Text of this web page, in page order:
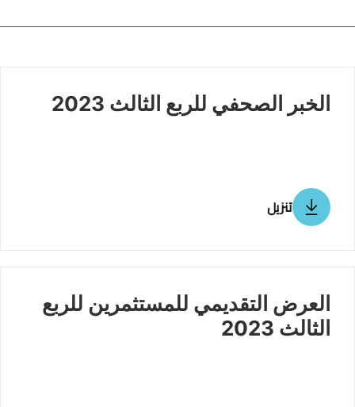
الخبر الصحفي للربع الثالث 2023
تنزيل
العرض التقديمي للمستثمرين للربع
الثالث 2023